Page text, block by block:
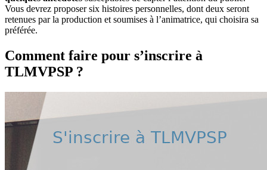
Vous devrez proposer six histoires personnelles, dont deux seront
retenues par la production et soumises à l’animatrice, qui choisira sa
préférée.
Comment faire pour s’inscrire à
TLMVPSP ?